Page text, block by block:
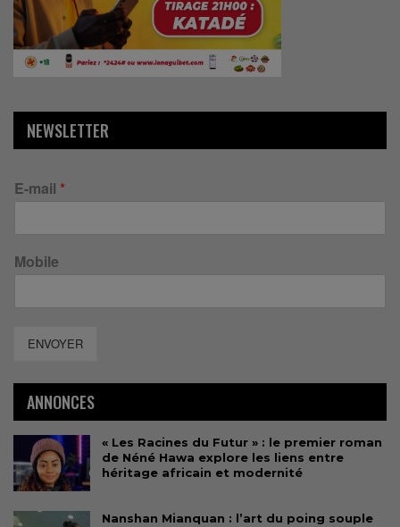
NEWSLETTER
E-mail *
Mobile
ENVOYER
ANNONCES
« Les Racines du Futur » : le premier roman
de Néné Hawa explore les liens entre
héritage africain et modernité
Nanshan Mianquan : l’art du poing souple